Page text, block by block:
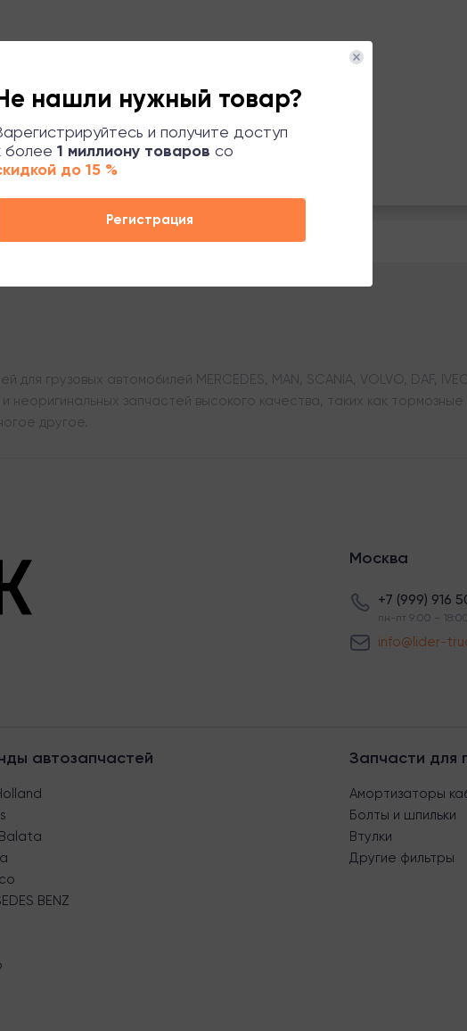
нашли нужный товар?
и получите доступ
более 1 миллиону товаров со
до 15 %
Регистрация
грузовых автомобилей MERCEDES, MAN, SCANIA, VOLVO, DAF,
запчастей высокого качества, таких как тормозные
другое.
Москва
+7 (999) 916
пн-пт 9:00 –
info@lider-
автозапчастей
BENZ
Запчасти для
Амортизаторы
Болты и шпильки
Втулки
Другие фильтры